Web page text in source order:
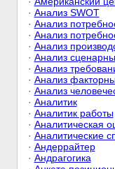
· Анализ SWOT
· Анализ
· Анализ
· Анализ
· Анализ
· Анализ
· Анализ
· Анализ
· Аналитик
· Аналитик работы
· Аналитическая
· Аналитические
· Андеррайтер
· Андрагогика